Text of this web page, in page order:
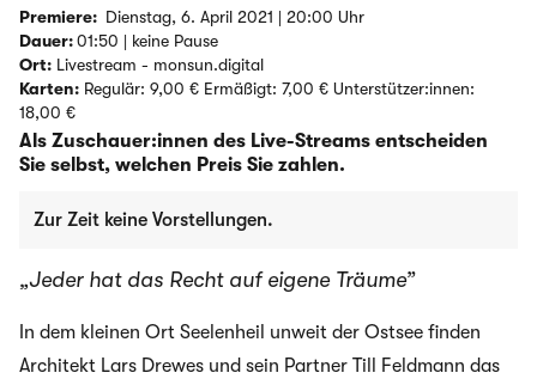
Premiere: Dienstag, 6. April 2021 | 20:00 Uhr
Dauer:01:50 | keine Pause
Ort: Livestream - monsun.digital
Karten: Regulär: 9,00 € Ermäßigt: 7,00 € Unterstützer:innen:
18,00 €
Als Zuschauer:innen des Live-Streams entscheiden
Sie selbst, welchen Preis Sie zahlen.
Zur Zeit keine Vorstellungen.
„Jeder hat das Recht auf eigene Träume”
In dem kleinen Ort Seelenheil unweit der Ostsee finden
Architekt Lars Drewes und sein Partner Till Feldmann das